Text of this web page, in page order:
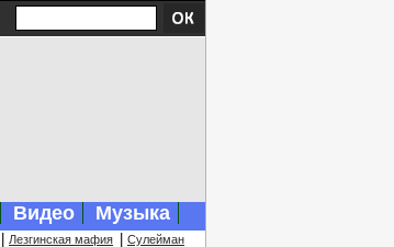
Видео Музыка
Лезгинская мафия
Сулейман